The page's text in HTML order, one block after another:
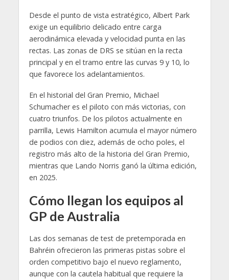
Desde el punto de vista estratégico, Albert Park
exige un equilibrio delicado entre carga
aerodinámica elevada y velocidad punta en las
rectas. Las zonas de DRS se sitúan en la recta
principal y en el tramo entre las curvas 9 y 10, lo
que favorece los adelantamientos.
En el historial del Gran Premio, Michael
Schumacher es el piloto con más victorias, con
cuatro triunfos. De los pilotos actualmente en
parrilla, Lewis Hamilton acumula el mayor número
de podios con diez, además de ocho poles, el
registro más alto de la historia del Gran Premio,
mientras que Lando Norris ganó la última edición,
en 2025.
Cómo llegan los equipos al
GP de Australia
Las dos semanas de test de pretemporada en
Bahréin ofrecieron las primeras pistas sobre el
orden competitivo bajo el nuevo reglamento,
aunque con la cautela habitual que requiere la